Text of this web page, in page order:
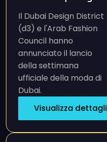
Il Dubai Design District
(d3) e l'Arab Fashion
Council hanno
annunciato il lancio
della settimana
ufficiale della moda di
Dubai.
Visualizza dettagli